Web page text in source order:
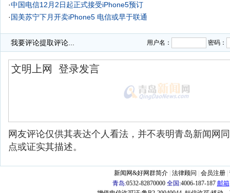
·中国电信12月2日起正式接受iPhone5预订
·国美苏宁下月开卖iPhone5 电信或早于联通
我要评论提取评论... 用户名： 密码：
网友评论仅供其表达个人看法，并不表明青岛新闻网
点或证实其描述。